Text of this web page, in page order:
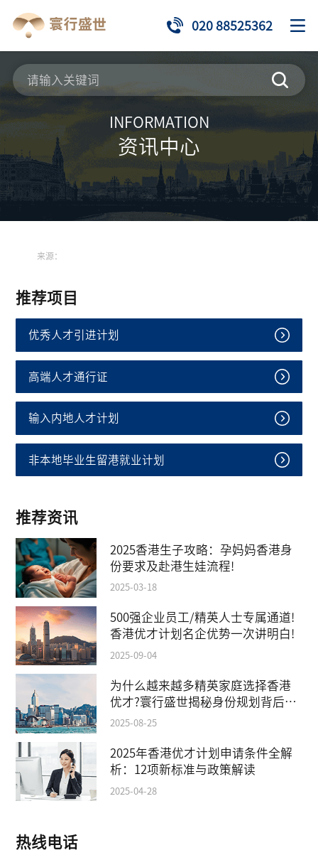
020 88525362
INFORMATION
资讯中心
来源：
推荐项目
优秀人才引进计划
高端人才通行证
输入内地人才计划
非本地毕业生留港就业计划
推荐资讯
2025香港生子攻略：孕妈妈香港身
份要求及赴港生娃流程!
2025-03-18
500强企业员工/精英人士专属通道!
香港优才计划名企优势一次讲明白!
2025-09-04
为什么越来越多精英家庭选择香港
优才?寰行盛世揭秘身份规划背后的
教育红利
2025-08-25
2025年香港优才计划申请条件全解
析：12项新标准与政策解读
2025-04-28
热线电话